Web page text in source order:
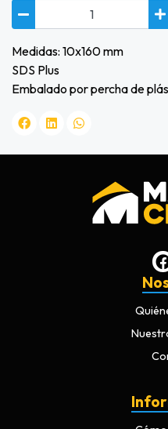
Medidas: 10x160 mm
SDS Plus
Embalado por percha de